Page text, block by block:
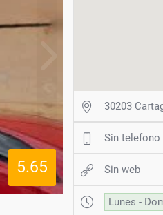
5.65
30203
Sin telefono
Sin web
Lunes -